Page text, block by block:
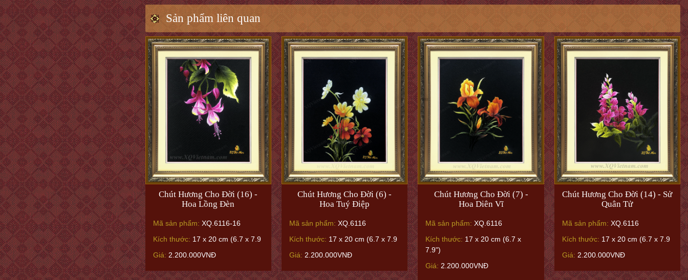
Sản phẩm liên quan
Chút Hương Cho Đời (16) -
Hoa Lồng Đèn
Mã sản phẩm: XQ.6116-16
Kích thước: 17 x 20 cm (6.7 x 7.9
Giá: 2.200.000VNĐ
Chút Hương Cho Đời (6) -
Hoa Tuý Điệp
Mã sản phẩm: XQ.6116
Kích thước: 17 x 20 cm (6.7 x 7.9
Giá: 2.200.000VNĐ
Chút Hương Cho Đời (7) -
Hoa Diên Vĩ
Mã sản phẩm: XQ.6116
Kích thước: 17 x 20 cm (6.7 x
7.9")
Giá: 2.200.000VNĐ
Chút Hương Cho Đời (14) - Sử
Quân Tử
Mã sản phẩm: XQ.6116
Kích thước: 17 x 20 cm (6.7 x 7.9
Giá: 2.200.000VNĐ